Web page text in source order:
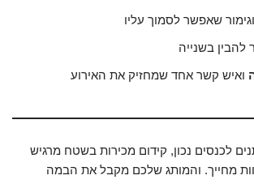
וגימור שאפשר לסמוך עליו
בשנייה
ואיש קשר אחד שמחזיק את האירוע
לכנסים נכון, קידום מכירות בשטח מרגיש
מחייך. והמותג שלכם מקבל את הבמה